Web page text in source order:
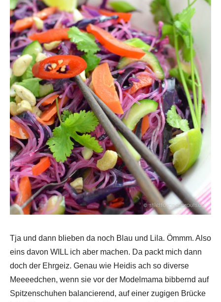
Tja und dann blieben da noch Blau und Lila. Ömmm. Also
eins davon WILL ich aber machen. Da packt mich dann
doch der Ehrgeiz. Genau wie Heidis ach so diverse
Meeeedchen, wenn sie vor der Modelmama bibbernd auf
Spitzenschuhen balancierend, auf einer zugigen Brücke